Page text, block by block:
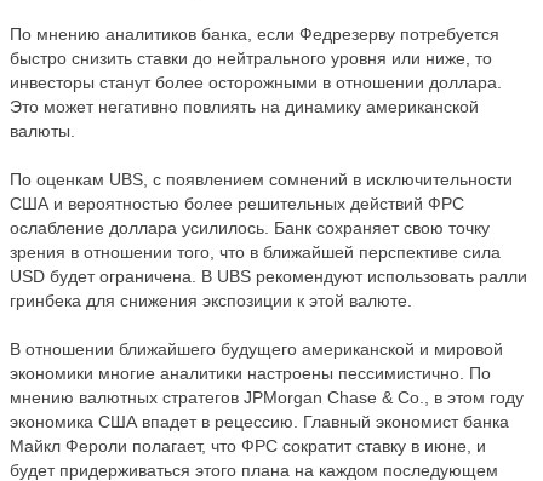
По мнению аналитиков банка, если Федрезерву потребуется
быстро снизить ставки до нейтрального уровня или ниже, то
инвесторы станут более осторожными в отношении доллара.
Это может негативно повлиять на динамику американской
валюты.
По оценкам UBS, с появлением сомнений в исключительности
США и вероятностью более решительных действий ФРС
ослабление доллара усилилось. Банк сохраняет свою точку
зрения в отношении того, что в ближайшей перспективе сила
USD будет ограничена. В UBS рекомендуют использовать ралли
гринбека для снижения экспозиции к этой валюте.
В отношении ближайшего будущего американской и мировой
экономики многие аналитики настроены пессимистично. По
мнению валютных стратегов JPMorgan Chase & Co., в этом году
экономика США впадет в рецессию. Главный экономист банка
Майкл Фероли полагает, что ФРС сократит ставку в июне, и
будет придерживаться этого плана на каждом последующем